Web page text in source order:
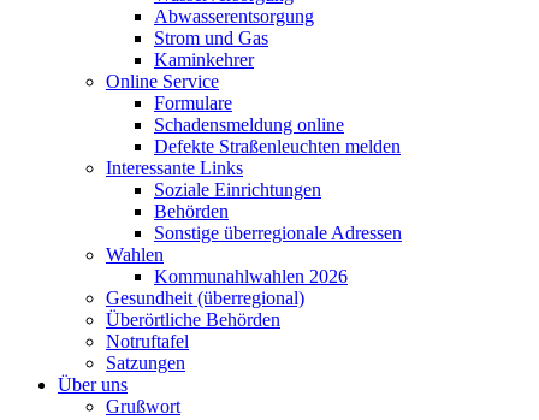
Abwasserentsorgung
Strom und Gas
Kaminkehrer
Online Service
Formulare
Schadensmeldung online
Defekte Straßenleuchten melden
Interessante Links
Soziale Einrichtungen
Behörden
Sonstige überregionale Adressen
Wahlen
Kommunahlwahlen 2026
Gesundheit (überregional)
Überörtliche Behörden
Notruftafel
Satzungen
Über uns
Grußwort